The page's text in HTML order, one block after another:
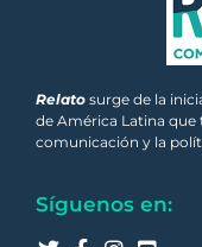
Relato surge de la
de América Latina que
comunicación y la
Síguenos en: